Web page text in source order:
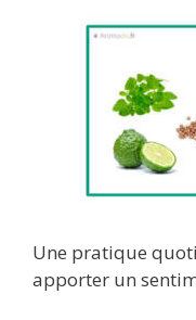
Une pratique
apporter un